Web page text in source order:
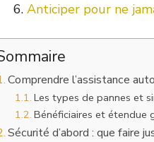
Anticiper pour ne
Comprendre l’assistance
Les types de pannes et
Bénéficiaires et étendue
Sécurité d’abord : que faire